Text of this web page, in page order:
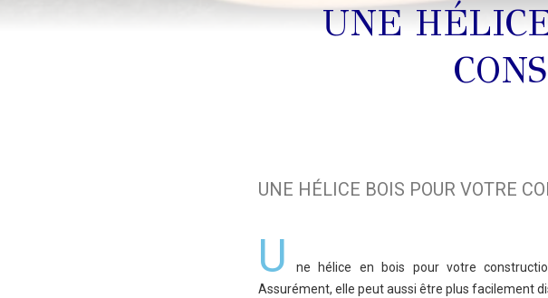
UNE
UNE HÉLICE BOIS POUR VOTRE
U
ne hélice en bois pour votre
Assurément, elle peut aussi être plus facilement